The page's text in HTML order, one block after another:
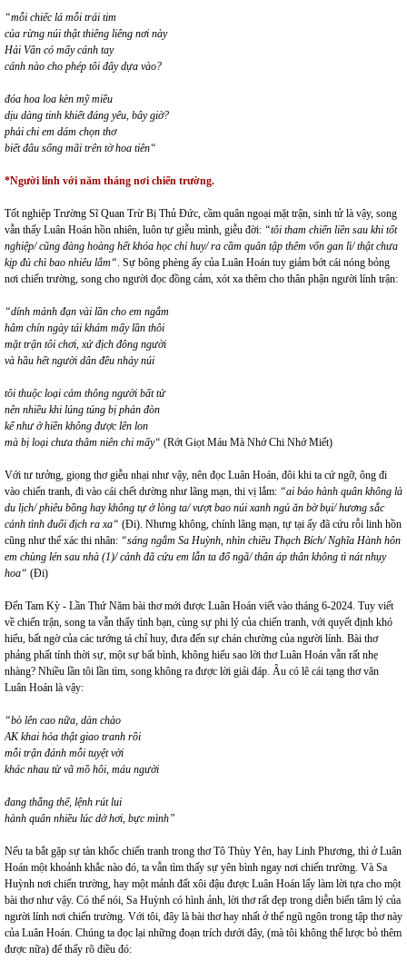
“mỗi chiếc lá mỗi trái tim
của rừng núi thật thiêng liêng nơi này
Hải Vân có mấy cánh tay
cánh nào cho phép tôi đây dựa vào?
đóa hoa loa kèn mỹ miều
dịu dàng tinh khiết đáng yêu, bây giờ?
phải chi em dám chọn thơ
biết đâu sống mãi trên tờ hoa tiên“
*Người lính với năm tháng nơi chiến trường.
Tốt nghiệp Trường Sĩ Quan Trừ Bị Thủ Đức, cầm quân ngoại mặt trận, sinh tử là vậy, song
vẫn thấy Luân Hoán hồn nhiên, luôn tự giễu mình, giễu đời: “tôi tham chiến liền sau khi tốt
nghiệp/ cũng đàng hoàng hết khóa học chỉ huy/ ra cầm quân tập thêm vốn gan lì/ thật chưa
kịp đủ chì bao nhiêu lắm“. Sự bông phèng ấy của Luân Hoán tuy giảm bớt cái nóng bỏng
nơi chiến trường, song cho người đọc đồng cảm, xót xa thêm cho thân phận người lính trận:
“dính mảnh đạn vài lần cho em ngắm
hâm chín ngày tái khám mấy lần thôi
mặt trận tôi chơi, xứ địch đông người
và hầu hết người dân đều nhảy núi
tôi thuộc loại cảm thông người bất tử
nên nhiều khi lúng túng bị phản đòn
kể như ở hiền không được lên lon
mà bị loại chưa thâm niên chi mấy“ (Rớt Giọt Máu Mà Nhớ Chi Nhớ Miết)
Với tư tưởng, giọng thơ giễu nhại như vậy, nên đọc Luân Hoán, đôi khi ta cứ ngỡ, ông đi
vào chiến tranh, đi vào cái chết dường như lãng mạn, thi vị lắm: “ai bảo hành quân không là
du lịch/ phiêu bồng hay không tự ở lòng ta/ vượt bao núi xanh ngủ ăn bờ bụi/ hương sắc
cảnh tình đuổi địch ra xa“ (Đi). Nhưng không, chính lãng mạn, tự tại ấy đã cứu rỗi linh hồn
cũng như thể xác thi nhân: “sáng ngắm Sa Huỳnh, nhìn chiều Thạch Bích/ Nghĩa Hành hôn
em chùng lén sau nhà (1)/ cảnh đã cứu em lẫn ta đổ ngã/ thân áp thân không tì nát nhụy
hoa“ (Đi)
Đến Tam Kỳ - Lần Thứ Năm bài thơ mới được Luân Hoán viết vào tháng 6-2024. Tuy viết
về chiến trận, song ta vẫn thấy tình bạn, cùng sự phi lý của chiến tranh, với quyết định khó
hiểu, bất ngờ của các tướng tá chỉ huy, đưa đến sự chán chường của người lính. Bài thơ
phảng phất tính thời sự, một sự bất bình, không hiểu sao lời thơ Luân Hoán vẫn rất nhẹ
nhàng? Nhiều lần tôi lần tìm, song không ra được lời giải đáp. Âu có lẽ cái tạng thơ văn
Luân Hoán là vậy:
“bò lên cao nữa, dàn chào
AK khai hỏa thật giao tranh rồi
mỗi trận đánh mỗi tuyệt vời
khác nhau từ vã mồ hôi, máu người
đang thắng thế, lệnh rút lui
hành quân nhiều lúc dở hơi, bực mình”
Nếu ta bắt gặp sự tàn khốc chiến tranh trong thơ Tô Thùy Yên, hay Linh Phương, thì ở Luân
Hoán một khoảnh khắc nào đó, ta vẫn tìm thấy sự yên bình ngay nơi chiến trường. Và Sa
Huỳnh nơi chiến trường, hay một mảnh đất xôi đậu được Luân Hoán lấy làm lời tựa cho một
bài thơ như vậy. Có thể nói, Sa Huỳnh có hình ảnh, lời thơ rất đẹp trong diễn biến tâm lý của
người lính nơi chiến trường. Với tôi, đây là bài thơ hay nhất ở thể ngũ ngôn trong tập thơ này
của Luân Hoán. Chúng ta đọc lại những đoạn trích dưới đây, (mà tôi không thể lược bỏ thêm
được nữa) để thấy rõ điều đó: